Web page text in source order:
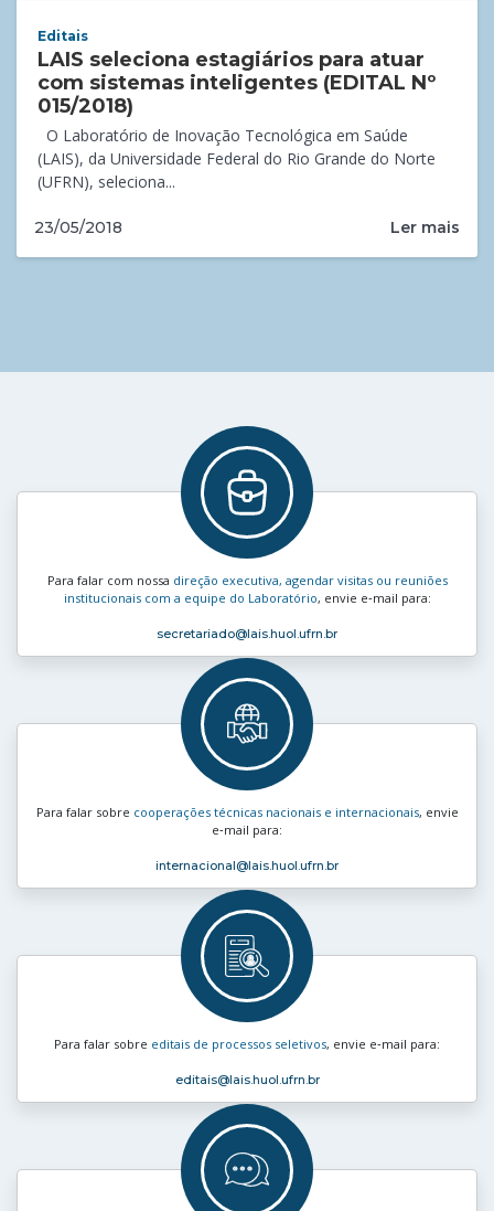
Editais
LAIS seleciona estagiários para atuar
com sistemas inteligentes (EDITAL Nº
015/2018)
O Laboratório de Inovação Tecnológica em Saúde
(LAIS), da Universidade Federal do Rio Grande do Norte
(UFRN), seleciona...
23/05/2018 Ler mais
Para falar com nossa direção executiva, agendar visitas ou reuniões
institucionais com a equipe do Laboratório, envie e‑mail para:
secretariado@lais.huol.ufrn.br
Para falar sobre cooperações técnicas nacionais e internacionais, envie
e‑mail para:
internacional@lais.huol.ufrn.br
Para falar sobre editais de processos seletivos, envie e‑mail para:
editais@lais.huol.ufrn.br